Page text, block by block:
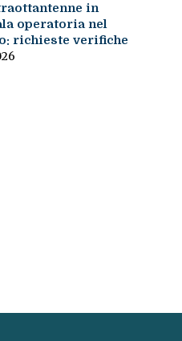
in
operatoria nel
richieste verifiche